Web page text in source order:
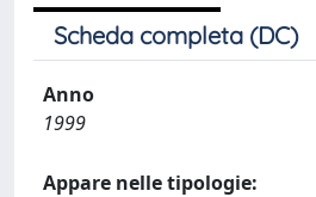
Scheda completa (DC)
Anno
1999
Appare nelle tipologie: